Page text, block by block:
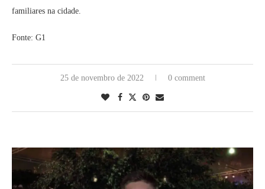
familiares na cidade.
Fonte: G1
25 de novembro de 2022 0 comment